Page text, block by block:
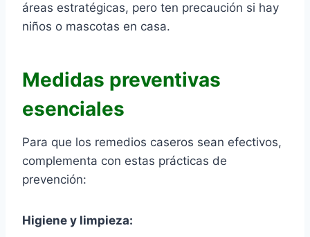
áreas estratégicas, pero ten precaución si hay
niños o mascotas en casa.
Medidas preventivas
esenciales
Para que los remedios caseros sean efectivos,
complementa con estas prácticas de
prevención:
Higiene y limpieza: